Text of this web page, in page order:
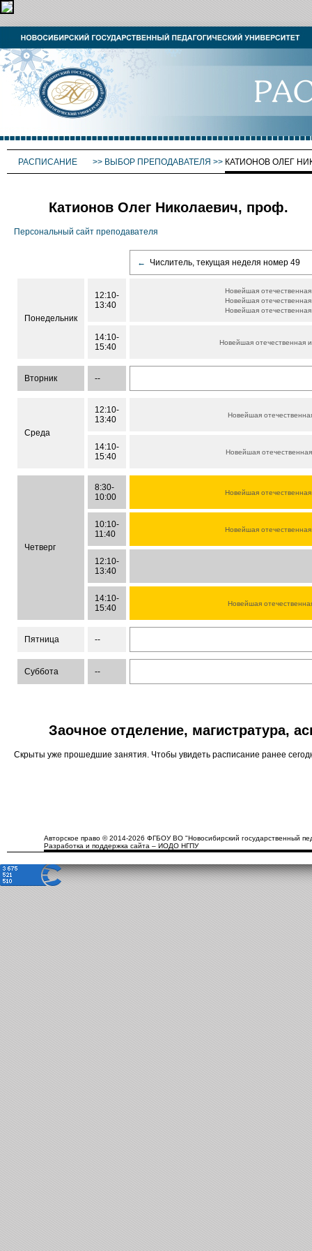
РАСПИСАНИЕ >> ВЫБОР ПРЕПОДАВАТЕЛЯ >> КАТИОНОВ ОЛЕГ
Катионов Олег Николаевич, проф.
Персональный сайт преподавателя
← Числитель, текущая неделя номер 49
Понедельник
12:10-
13:40
Новейшая
Новейшая
Новейшая
14:10-
15:40
Новейшая отечественная
Вторник --
Среда
12:10-
13:40
Новейшая
14:10-
15:40
Новейшая
Четверг
8:30-
10:00
Новейшая
10:10-
11:40
Новейшая
12:10-
13:40
14:10-
15:40
Новейшая
Пятница --
Суббота --
Заочное отделение, магистратура,
Скрыты уже прошедшие занятия. Чтобы увидеть расписание ранее
Авторское право © 2014-2026 ФГБОУ ВО "Новосибирский государственный
Разработка и поддержка сайта – ИОДО НГПУ